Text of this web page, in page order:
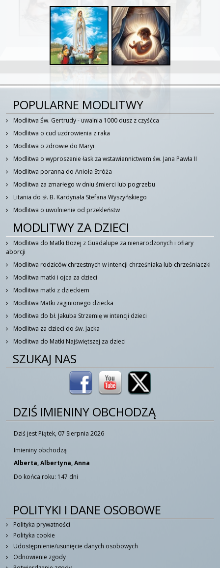
POPULARNE MODLITWY
Modlitwa Św. Gertrudy - uwalnia 1000 dusz z czyśćca
Modlitwa o cud uzdrowienia z raka
Modlitwa o zdrowie do Maryi
Modlitwa o wyproszenie łask za wstawiennictwem św. Jana Pawła II
Modlitwa poranna do Anioła Stróża
Modlitwa za zmarłego w dniu śmierci lub pogrzebu
Litania do sł. B. Kardynała Stefana Wyszyńskiego
Modlitwa o uwolnienie od przekleństw
MODLITWY ZA DZIECI
Modlitwa do Matki Bożej z Guadalupe za nienarodzonych i ofiary
aborcji
Modlitwa rodziców chrzestnych w intencji chrześniaka lub chrześniaczki
Modlitwa matki i ojca za dzieci
Modlitwa matki z dzieckiem
Modlitwa Matki zaginionego dziecka
Modlitwa do bł. Jakuba Strzemię w intencji dzieci
Modlitwa za dzieci do św. Jacka
Modlitwa do Matki Najświętszej za dzieci
SZUKAJ NAS
DZIŚ IMIENINY OBCHODZĄ
Dziś jest Piątek, 07 Sierpnia 2026
Imieniny obchodzą
Alberta, Albertyna, Anna
Do końca roku: 147 dni
POLITYKI I DANE OSOBOWE
Polityka prywatności
Polityka cookie
Udostępnienie/usunięcie danych osobowych
Odnowienie zgody